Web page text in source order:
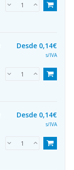
Desde 0,14€
s/IVA
Desde 0,14€
s/IVA